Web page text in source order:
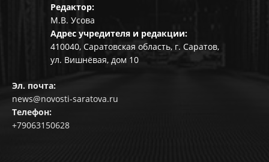
Редактор:
М.В. Усова
Адрес учредителя и редакции:
410040, Саратовская область, г. Саратов,
ул. Вишнёвая, дом 10
Эл. почта:
news@novosti-saratova.ru
Телефон:
+79063150628